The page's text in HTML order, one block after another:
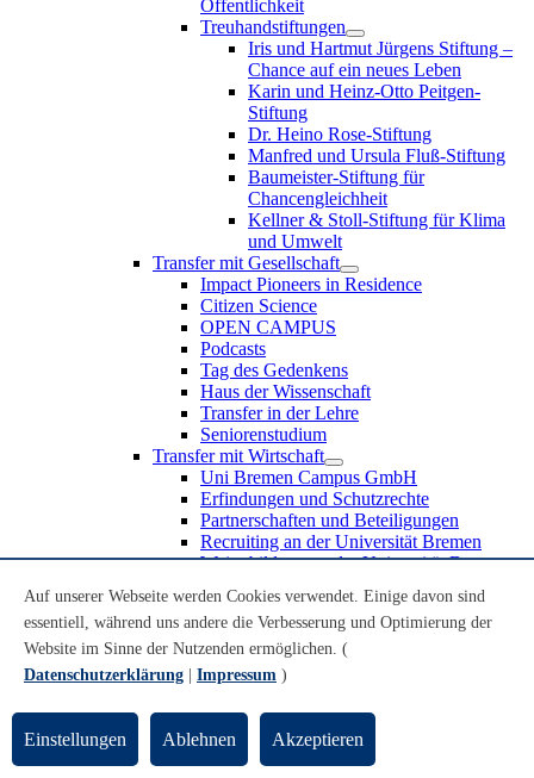
Öffentlichkeit
Treuhandstiftungen
Iris und Hartmut Jürgens Stiftung –
Chance auf ein neues Leben
Karin und Heinz-Otto Peitgen-
Stiftung
Dr. Heino Rose-Stiftung
Manfred und Ursula Fluß-Stiftung
Baumeister-Stiftung für
Chancengleichheit
Kellner & Stoll-Stiftung für Klima
und Umwelt
Transfer mit Gesellschaft
Impact Pioneers in Residence
Citizen Science
OPEN CAMPUS
Podcasts
Tag des Gedenkens
Haus der Wissenschaft
Transfer in der Lehre
Seniorenstudium
Transfer mit Wirtschaft
Uni Bremen Campus GmbH
Erfindungen und Schutzrechte
Partnerschaften und Beteiligungen
Recruiting an der Universität Bremen
Weiterbildung an der Universität Bremen
Schülerinnen und Schüler
MINT-Schnupperstudium
Schulklassen
Lehrkräfte
UniTransfer - Servicestelle für Transferaktivitäten
Transfermagazin der Universität Bremen
Auf unserer Webseite werden Cookies verwendet. Einige davon sind
essentiell, während uns andere die Verbesserung und Optimierung der
Website im Sinne der Nutzenden ermöglichen. (
Datenschutzerklärung
Impressum )
Einstellungen Ablehnen Akzeptieren